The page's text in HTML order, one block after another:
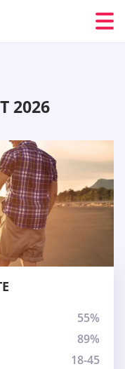
2026
55%
89%
18-45